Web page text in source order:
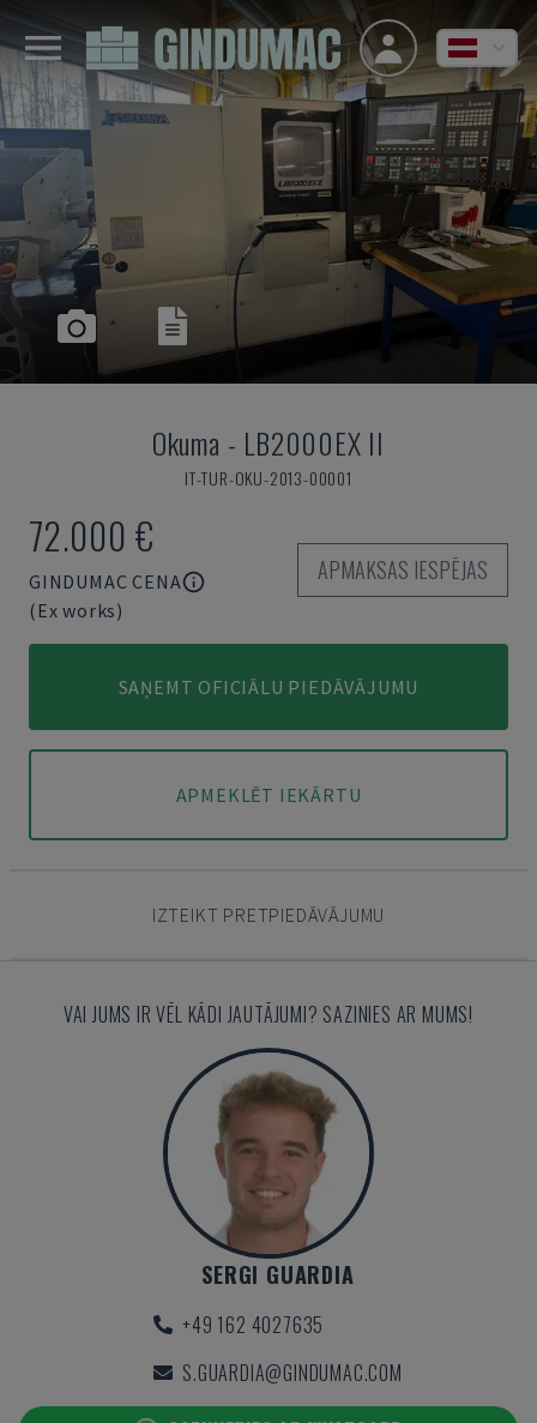
Okuma - LB2000EX II
IT-TUR-OKU-2013-00001
72.000 €
GINDUMAC CENA
(Ex works)
APMAKSAS IESPĒJAS
SAŅEMT OFICIĀLU PIEDĀVĀJUMU
APMEKLĒT IEKĀRTU
IZTEIKT PRETPIEDĀVĀJUMU
VAI JUMS IR VĒL KĀDI JAUTĀJUMI? SAZINIES AR MUMS!
SERGI GUARDIA
+49 162 4027635
S.GUARDIA@GINDUMAC.COM